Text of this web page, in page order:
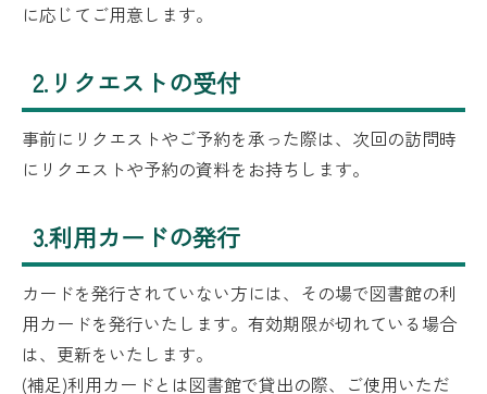
に応じてご用意します。
2.リクエストの受付
事前にリクエストやご予約を承った際は、次回の訪問時
にリクエストや予約の資料をお持ちします。
3.利用カードの発行
カードを発行されていない方には、その場で図書館の利
用カードを発行いたします。有効期限が切れている場合
は、更新をいたします。
(補足)利用カードとは図書館で貸出の際、ご使用いただ